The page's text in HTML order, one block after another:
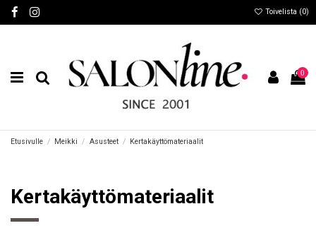
Toivelista (0)
0
Etusivulle Meikki Asusteet Kertakäyttömateriaalit
Kertakäyttömateriaalit